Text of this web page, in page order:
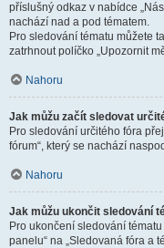
příslušný odkaz v nabídce
nachází nad a pod tématem.
Pro sledování tématu můžete
zatrhnout políčko „Upozornit
Nahoru
Jak můžu začít sledovat
Pro sledování určitého fóra
fórum“, který se nachází
Nahoru
Jak můžu ukončit sledování
Pro ukončení sledování
panelu“ na „Sledovaná fóra a